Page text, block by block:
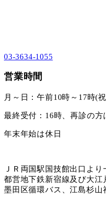
03-3634-1055
営業時間
月～日：午前10時～17時(
最終受付：16時、再診の方
年末年始は休日
ＪＲ両国駅国技館出口よ
都営地下鉄新宿線及び大
墨田区循環バス、江島杉山